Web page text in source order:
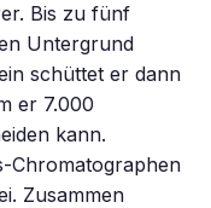
Bis zu fünf
Untergrund
schüttet er dann
er 7.000
kann.
Chromatographen
Zusammen